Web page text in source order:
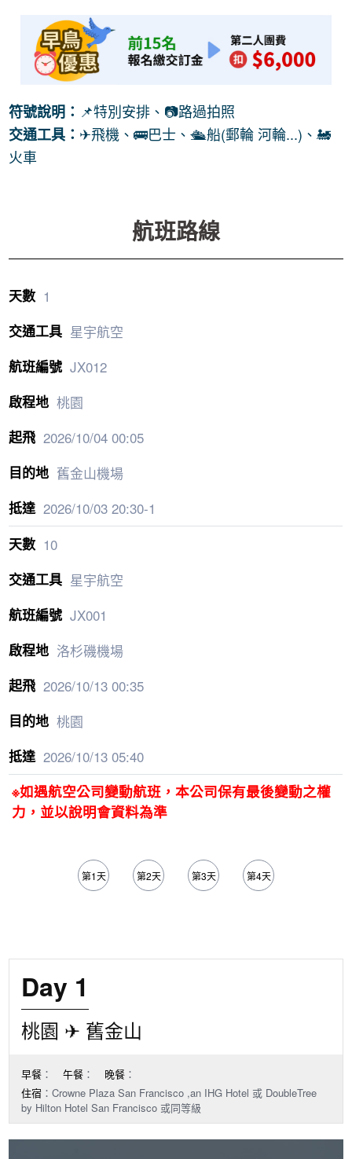
符號說明： 📌特別安排、📷路過拍照
交通工具： ✈飛機、🚌巴士、🛳️船(郵輪 河輪...)、🚂
火車
1
星宇航空
JX012
桃園
2026/10/04 00:05
舊金山機場
2026/10/03 20:30-1
10
星宇航空
JX001
洛杉磯機場
2026/10/13 00:35
桃園
2026/10/13 05:40
※如遇航空公司變動航班，本公司保有最後變動之權
力，並以說明會資料為準
第1天 第2天 第3天 第4天
Day 1
桃園 ✈ 舊金山
早餐 ： 午餐 ： 晚餐 ：
住宿 ：Crowne Plaza San Francisco ,an IHG Hotel 或 DoubleTree
by Hilton Hotel San Francisco 或同等級